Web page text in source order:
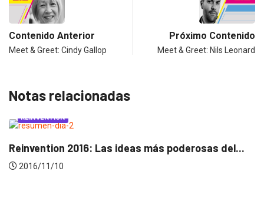
Contenido Anterior
Meet & Greet: Cindy Gallop
Próximo Contenido
Meet & Greet: Nils Leonard
Notas relacionadas
2016: Las ideas más poderosas del...
11/10